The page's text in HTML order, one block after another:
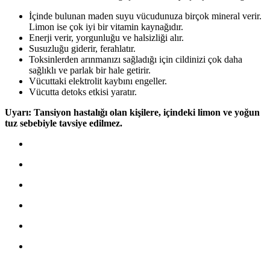
İçinde bulunan maden suyu vücudunuza birçok mineral verir.
Limon ise çok iyi bir vitamin kaynağıdır.
Enerji verir, yorgunluğu ve halsizliği alır.
Susuzluğu giderir, ferahlatır.
Toksinlerden arınmanızı sağladığı için cildinizi çok daha
sağlıklı ve parlak bir hale getirir.
Vücuttaki elektrolit kaybını engeller.
Vücutta detoks etkisi yaratır.
Uyarı: Tansiyon hastalığı olan kişilere, içindeki limon ve yoğun
tuz sebebiyle tavsiye edilmez.